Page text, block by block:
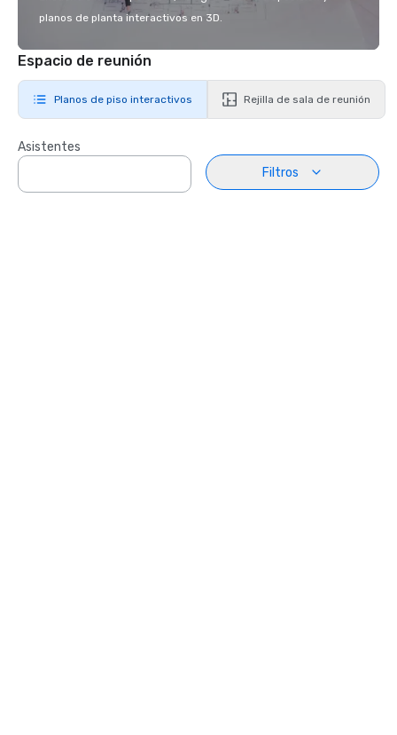
planos de planta interactivos en 3D.
Espacio de reunión
Planos de piso interactivos Rejilla de sala de reunión
Asistentes
Filtros